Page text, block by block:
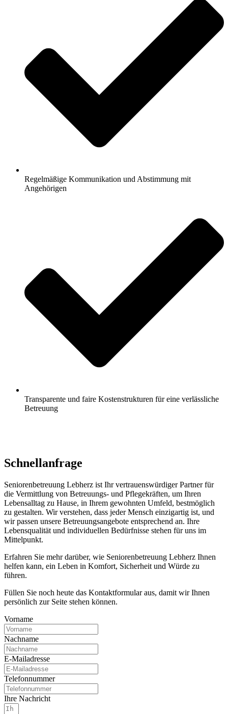
Regelmäßige Kommunikation und Abstimmung mit
Angehörigen
Transparente und faire Kostenstrukturen für eine verlässliche
Betreuung
Schnell­anfrage
Seniorenbetreuung Lebherz ist Ihr vertrauenswürdiger Partner für
die Vermittlung von Betreuungs- und Pflegekräften, um Ihren
Lebensalltag zu Hause, in Ihrem gewohnten Umfeld, bestmöglich
zu gestalten. Wir verstehen, dass jeder Mensch einzigartig ist, und
wir passen unsere Betreuungsangebote entsprechend an. Ihre
Lebensqualität und individuellen Bedürfnisse stehen für uns im
Mittelpunkt.
Erfahren Sie mehr darüber, wie Seniorenbetreuung Lebherz Ihnen
helfen kann, ein Leben in Komfort, Sicherheit und Würde zu
führen.
Füllen Sie noch heute das Kontaktformular aus, damit wir Ihnen
persönlich zur Seite stehen können.
Vorname
Nachname
E-Mailadresse
Telefonnummer
Ihre Nachricht